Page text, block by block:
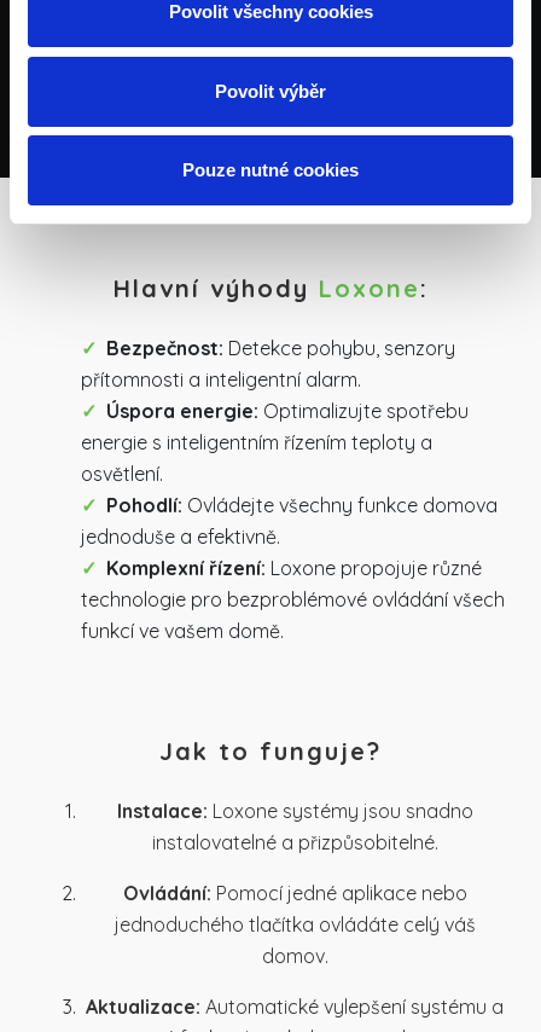
Povolit všechny cookies
Povolit výběr
Pouze nutné cookies
Hlavní výhody Loxone:
Bezpečnost: Detekce pohybu, senzory
přítomnosti a inteligentní alarm.
Úspora energie: Optimalizujte spotřebu
energie s inteligentním řízením teploty a
osvětlení.
Pohodlí: Ovládejte všechny funkce domova
jednoduše a efektivně.
Komplexní řízení: Loxone propojuje různé
technologie pro bezproblémové ovládání všech
funkcí ve vašem domě.
Jak to funguje?
Instalace: Loxone systémy jsou snadno
instalovatelné a přizpůsobitelné.
Ovládání: Pomocí jedné aplikace nebo
jednoduchého tlačítka ovládáte celý váš
domov.
Aktualizace: Automatické vylepšení systému a